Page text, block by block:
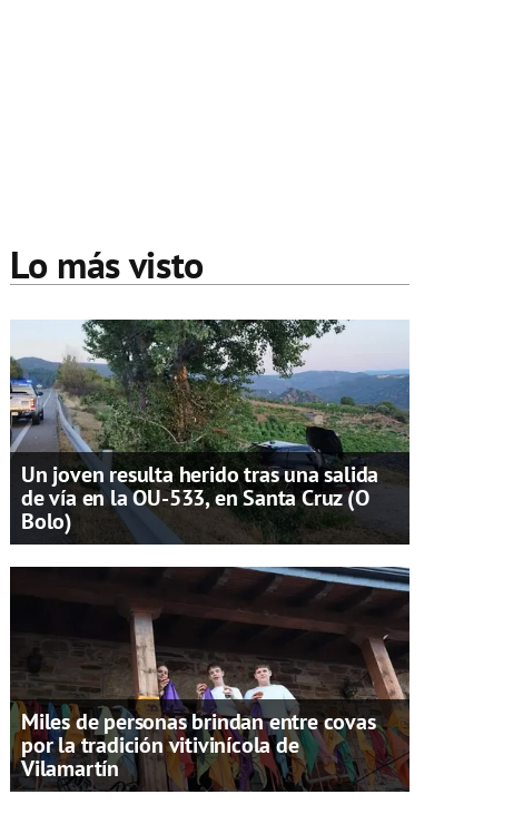
Lo más visto
Un joven resulta herido tras una salida
de vía en la OU-533, en Santa Cruz (O
Bolo)
Miles de personas brindan entre covas
por la tradición vitivinícola de
Vilamartín